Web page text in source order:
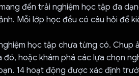
đến trải nghiệm học tập đa
Mỗi lớp học đều có câu hỏi để
học tập chưa từng có. Chụp
hoặc khám phá các lựa chọn
14 hoạt động được xác định